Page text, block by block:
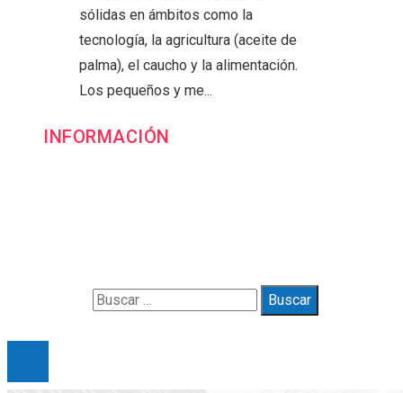
sólidas en ámbitos como la
tecnología, la agricultura (aceite de
palma), el caucho y la alimentación.
Los pequeños y me...
INFORMACIÓN